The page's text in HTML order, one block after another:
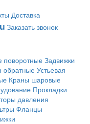
Доставка
Заказать звонок
поворотные Задвижки
обратныеУстьевая
Краны шаровые
Прокладки
давления
Фланцы